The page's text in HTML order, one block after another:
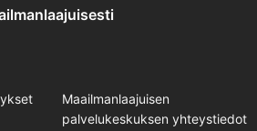
Maailmanlaajuisen
palvelukeskuksen yhteystiedot